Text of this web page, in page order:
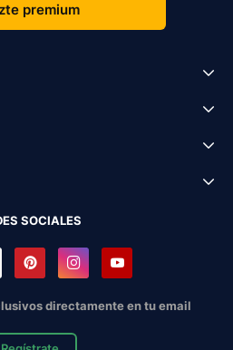
premium
SOCIALES
directamente en tu email